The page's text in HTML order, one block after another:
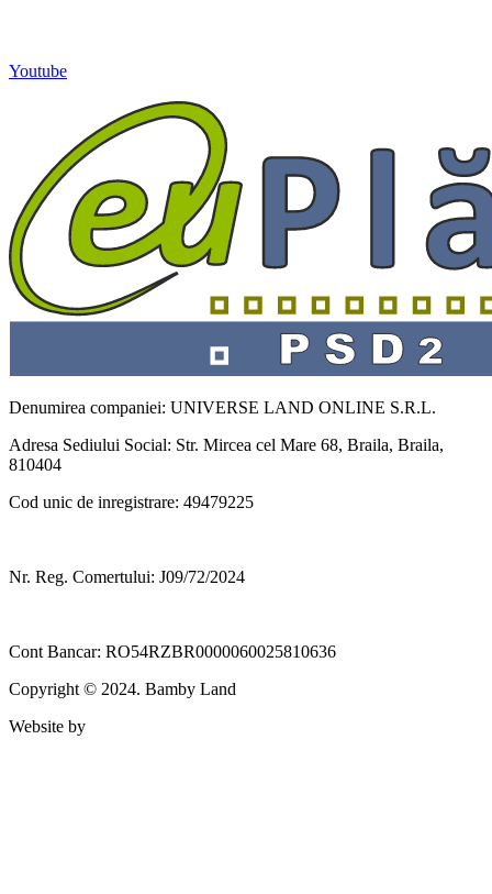
Youtube
Denumirea companiei: UNIVERSE LAND ONLINE S.R.L.
Adresa Sediului Social: Str. Mircea cel Mare 68, Braila, Braila,
810404
Cod unic de inregistrare: 49479225
Nr. Reg. Comertului: J09/72/2024
Cont Bancar: RO54RZBR0000060025810636
Copyright © 2024. Bamby Land
Website by